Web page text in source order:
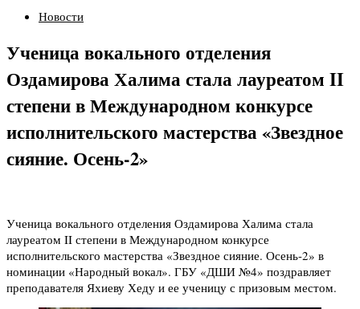
Новости
Ученица вокального отделения
Оздамирова Халима стала лауреатом II
степени в Международном конкурсе
исполнительского мастерства «Звездное
сияние. Осень-2»
Ученица вокального отделения Оздамирова Халима стала
лауреатом II степени в Международном конкурсе
исполнительского мастерства «Звездное сияние. Осень-2» в
номинации «Народный вокал». ГБУ «ДШИ №4» поздравляет
преподавателя Яхиеву Хеду и ее ученицу с призовым местом.